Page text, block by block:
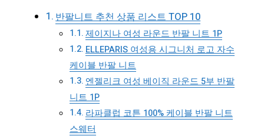
반팔니트 추천 상품 리스트 TOP 10
제이지나 여성 라운드 반팔 니트 1P
ELLEPARIS 여성용 시그니처 로고 자수
케이블 반팔 니트
엔젤리크 여성 베이직 라운드 5부 반팔
니트 1P
라파클럽 코튼 100% 케이블 반팔 니트
스웨터